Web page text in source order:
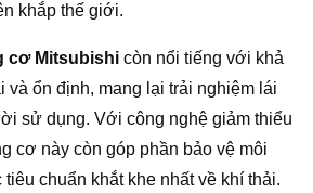
khắp thế giới.
cơ Mitsubishi còn nổi tiếng với khả
và ổn định, mang lại trải nghiệm lái
sử dụng. Với công nghệ giảm thiểu
cơ này còn góp phần bảo vệ môi
chuẩn khắt khe nhất về khí thải.